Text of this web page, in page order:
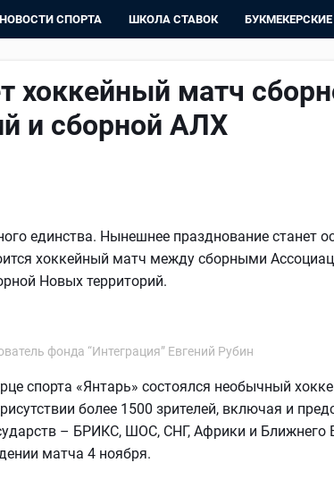
НОВОСТИ СПОРТА ШКОЛА СТАВОК
хоккейный матч
и сборной АЛХ
единства. Нынешнее празднование станет
хоккейный матч между сборными
Новых территорий.
фонда “Интеграция” Евгений Рубин
спорта «Янтарь» состоялся необычный
более 1500 зрителей, включая и
– БРИКС, ШОС, СНГ, Африки и Ближнего
матча 4 ноября.